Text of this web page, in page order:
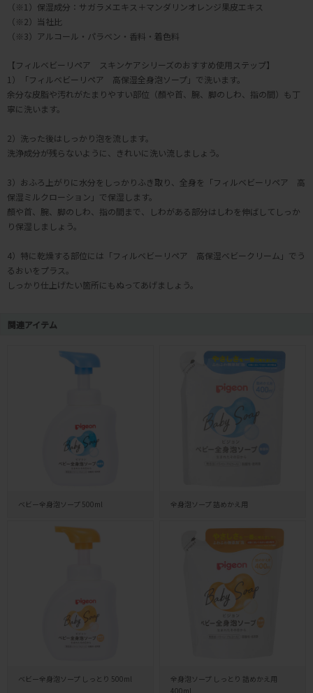
（※1）保湿成分：サガラメエキス＋マンダリンオレンジ果皮エキス
（※2）当社比
（※3）アルコール・パラベン・香料・着色料
【フィルベビーリペア スキンケアシリーズのおすすめ使用ステップ】
1）「フィルベビーリペア 高保湿全身泡ソープ」で洗います。
余分な皮脂や汚れがたまりやすい部位（顏や首、腕、脚のしわ、指の間）も丁
寧に洗います。
2）洗った後はしっかり泡を流します。
洗浄成分が残らないように、きれいに洗い流しましょう。
3）おふろ上がりに水分をしっかりふき取り、全身を「フィルベビーリペア 高
保湿ミルクローション」で保湿します。
顏や首、腕、脚のしわ、指の間まで、しわがある部分はしわを伸ばしてしっか
り保湿しましょう。
4）特に乾燥する部位には「フィルベビーリペア 高保湿ベビークリーム」でう
るおいをプラス。
しっかり仕上げたい箇所にもぬってあげましょう。
関連アイテム
ベビー全身泡ソープ 500ml 全身泡ソープ 詰めかえ用
ベビー全身泡ソープ しっとり 500ml
全身泡ソープ しっとり 詰めかえ用
400ml